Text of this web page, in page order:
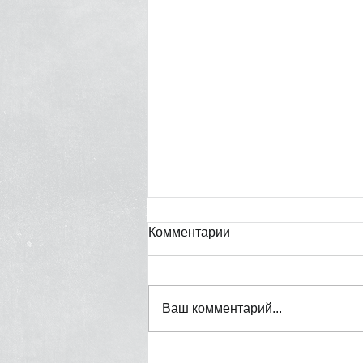
Комментарии
Ваш комментарий...